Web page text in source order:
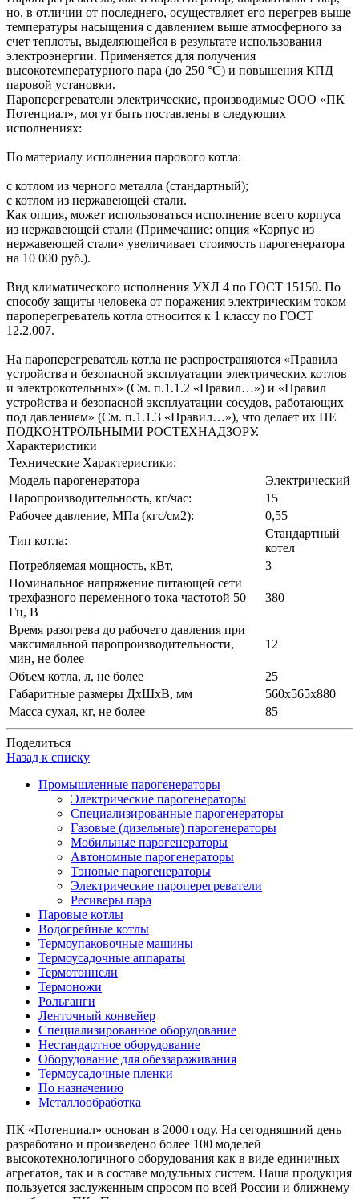
но, в отличии от последнего, осуществляет его перегрев выше
температуры насыщения с давлением выше атмосферного за
счет теплоты, выделяющейся в результате использования
электроэнергии. Применяется для получения
высокотемпературного пара (до 250 °С) и повышения КПД
паровой установки.
Пароперегреватели электрические, производимые ООО «ПК
Потенциал», могут быть поставлены в следующих
исполнениях:
По материалу исполнения парового котла:
с котлом из черного металла (стандартный);
с котлом из нержавеющей стали.
Как опция, может использоваться исполнение всего корпуса
из нержавеющей стали (Примечание: опция «Корпус из
нержавеющей стали» увеличивает стоимость парогенератора
на 10 000 руб.).
Вид климатического исполнения УХЛ 4 по ГОСТ 15150. По
способу защиты человека от поражения электрическим током
пароперегреватель котла относится к 1 классу по ГОСТ
12.2.007.
На пароперегреватель котла не распространяются «Правила
устройства и безопасной эксплуатации электрических котлов
и электрокотельных» (См. п.1.1.2 «Правил…») и «Правил
устройства и безопасной эксплуатации сосудов, работающих
под давлением» (См. п.1.1.3 «Правил…»), что делает их НЕ
ПОДКОНТРОЛЬНЫМИ РОСТЕХНАДЗОРУ.
Характеристики
Технические Характеристики:
Модель парогенератора
Электрический
Паропроизводительность, кг/час:
15
Рабочее давление, МПа (кгс/см2):
0,55
Тип котла:
Стандартный
котел
Потребляемая мощность, кВт,
3
Номинальное напряжение питающей сети
трехфазного переменного тока частотой 50
Гц, В
380
Время разогрева до рабочего давления при
максимальной паропроизводительности,
мин, не более
12
Объем котла, л, не более
25
Габаритные размеры ДхШхВ, мм
560х565х880
Масса сухая, кг, не более
85
Поделиться
Назад к списку
Промышленные парогенераторы
Электрические парогенераторы
Специализированные парогенераторы
Газовые (дизельные) парогенераторы
Мобильные парогенераторы
Автономные парогенераторы
Тэновые парогенераторы
Электрические пароперегреватели
Ресиверы пара
Паровые котлы
Водогрейные котлы
Термоупаковочные машины
Термоусадочные аппараты
Термотоннели
Термоножи
Рольганги
Ленточный конвейер
Специализированное оборудование
Нестандартное оборудование
Оборудование для обеззараживания
Термоусадочные пленки
По назначению
Металлообработка
ПК «Потенциал» основан в 2000 году. На сегодняшний день
разработано и произведено более 100 моделей
высокотехнологичного оборудования как в виде единичных
агрегатов, так и в составе модульных систем. Наша продукция
пользуется заслуженным спросом по всей России и ближнему